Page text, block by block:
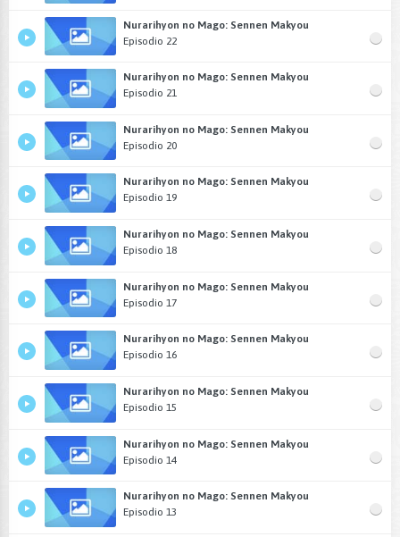
Nurarihyon no Mago: Sennen Makyou
Episodio 22
Nurarihyon no Mago: Sennen Makyou
Episodio 21
Nurarihyon no Mago: Sennen Makyou
Episodio 20
Nurarihyon no Mago: Sennen Makyou
Episodio 19
Nurarihyon no Mago: Sennen Makyou
Episodio 18
Nurarihyon no Mago: Sennen Makyou
Episodio 17
Nurarihyon no Mago: Sennen Makyou
Episodio 16
Nurarihyon no Mago: Sennen Makyou
Episodio 15
Nurarihyon no Mago: Sennen Makyou
Episodio 14
Nurarihyon no Mago: Sennen Makyou
Episodio 13